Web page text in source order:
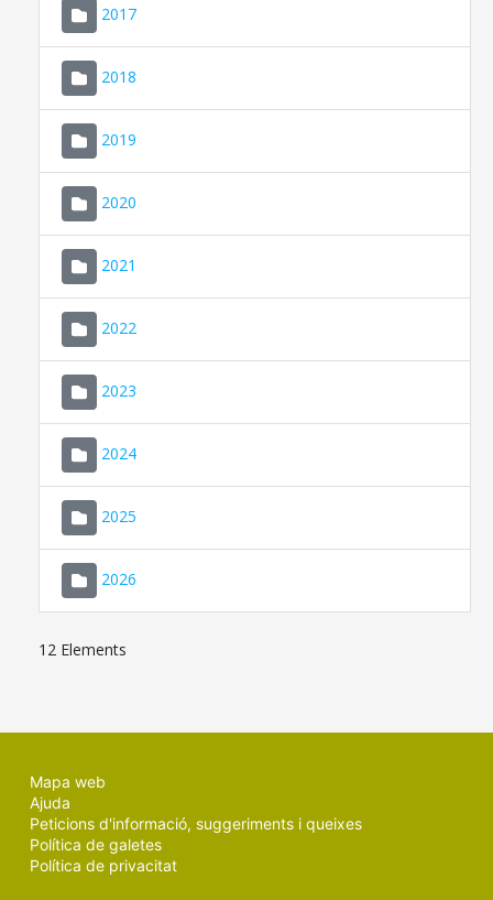
2017
2018
2019
2020
2021
2022
2023
2024
2025
2026
12 Elements
Mapa web
Ajuda
Peticions d'informació, suggeriments i queixes
Política de galetes
Política de privacitat